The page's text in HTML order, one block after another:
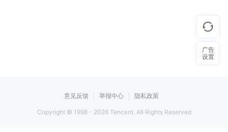
意见反馈 举报中心 隐私政策
Copyright © 1998 - 2026Tencent. All Rights Reserved
广告
设置